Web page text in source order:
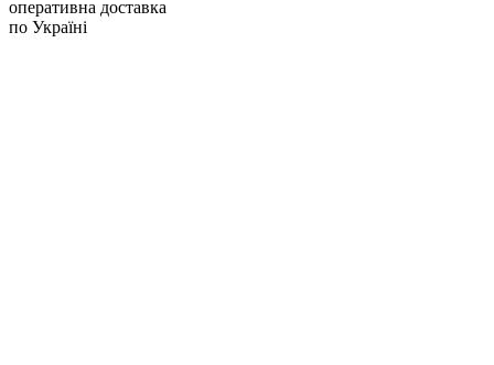
оперативна доставка
по Україні